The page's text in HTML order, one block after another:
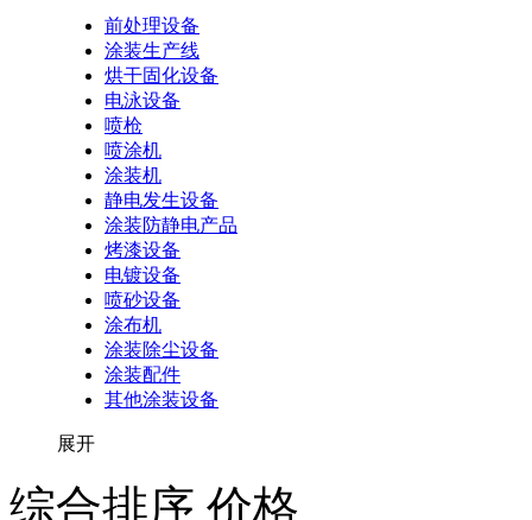
前处理设备
涂装生产线
烘干固化设备
电泳设备
喷枪
喷涂机
涂装机
静电发生设备
涂装防静电产品
烤漆设备
电镀设备
喷砂设备
涂布机
涂装除尘设备
涂装配件
其他涂装设备
展开
综合排序 价格